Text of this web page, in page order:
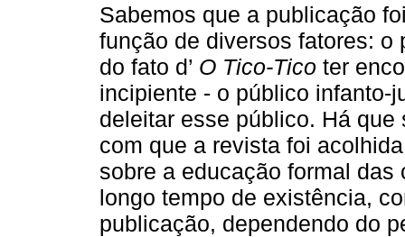
Sabemos que a publicação
função de diversos fatores: o
do fato d’ O Tico-Tico ter
incipiente - o público infanto-
deleitar esse público. Há
com que a revista foi
sobre a educação formal
longo tempo de existência,
publicação, dependendo do